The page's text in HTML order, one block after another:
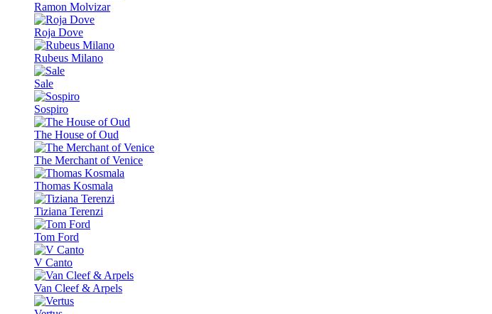
Ramon Molvizar
Roja Dove
Rubeus Milano
Sale
Sospiro
The House of Oud
The Merchant of Venice
Thomas Kosmala
Tiziana Terenzi
Tom Ford
V Canto
Van Cleef & Arpels